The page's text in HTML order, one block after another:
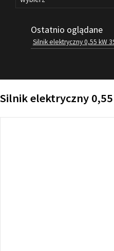
Ostatnio oglądane
Silnik elektryczny 0,55 kW
Silnik elektryczny